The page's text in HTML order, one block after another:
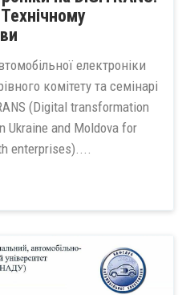
електроніки
комітету та семінарі
(Digital transformation
Ukraine and Moldova for
enterprises)....